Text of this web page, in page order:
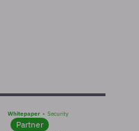
Whitepaper Security
Partner